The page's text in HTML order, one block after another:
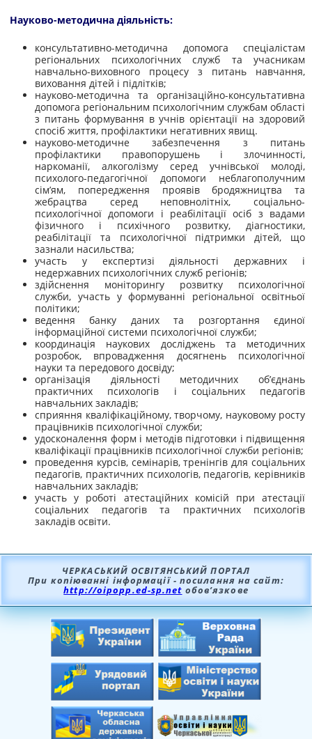
Науково-методична діяльність:
консультативно-методична допомога спеціалістам
регіональних психологічних служб та учасникам
навчально-виховного процесу з питань навчання,
виховання дітей і підлітків;
науково-методична та організаційно-консультативна
допомога регіональним психологічним службам області
з питань формування в учнів орієнтації на здоровий
спосіб життя, профілактики негативних явищ.
науково-методичне забезпечення з питань
профілактики правопорушень і злочинності,
наркоманії, алкоголізму серед учнівської молоді,
психолого-педагогічної допомоги неблагополучним
сім’ям, попередження проявів бродяжництва та
жебрацтва серед неповнолітніх, соціально-
психологічної допомоги і реабілітації осіб з вадами
фізичного і психічного розвитку, діагностики,
реабілітації та психологічної підтримки дітей, що
зазнали насильства;
участь у експертизі діяльності державних і
недержавних психологічних служб регіонів;
здійснення моніторингу розвитку психологічної
служби, участь у формуванні регіональної освітньої
політики;
ведення банку даних та розгортання єдиної
інформаційної системи психологічної служби;
координація наукових досліджень та методичних
розробок, впровадження досягнень психологічної
науки та передового досвіду;
організація діяльності методичних об’єднань
практичних психологів і соціальних педагогів
навчальних закладів;
сприяння кваліфікаційному, творчому, науковому росту
працівників психологічної служби;
удосконалення форм і методів підготовки і підвищення
кваліфікації працівників психологічної служби регіонів;
проведення курсів, семінарів, тренінгів для соціальних
педагогів, практичних психологів, педагогів, керівників
навчальних закладів;
участь у роботі атестаційних комісій при атестації
соціальних педагогів та практичних психологів
закладів освіти.
ЧЕРКАСЬКИЙ ОСВІТЯНСЬКИЙ ПОРТАЛ
При копіюванні інформації - посилання на сайт:
http://oipopp.ed-sp.net обов’язкове